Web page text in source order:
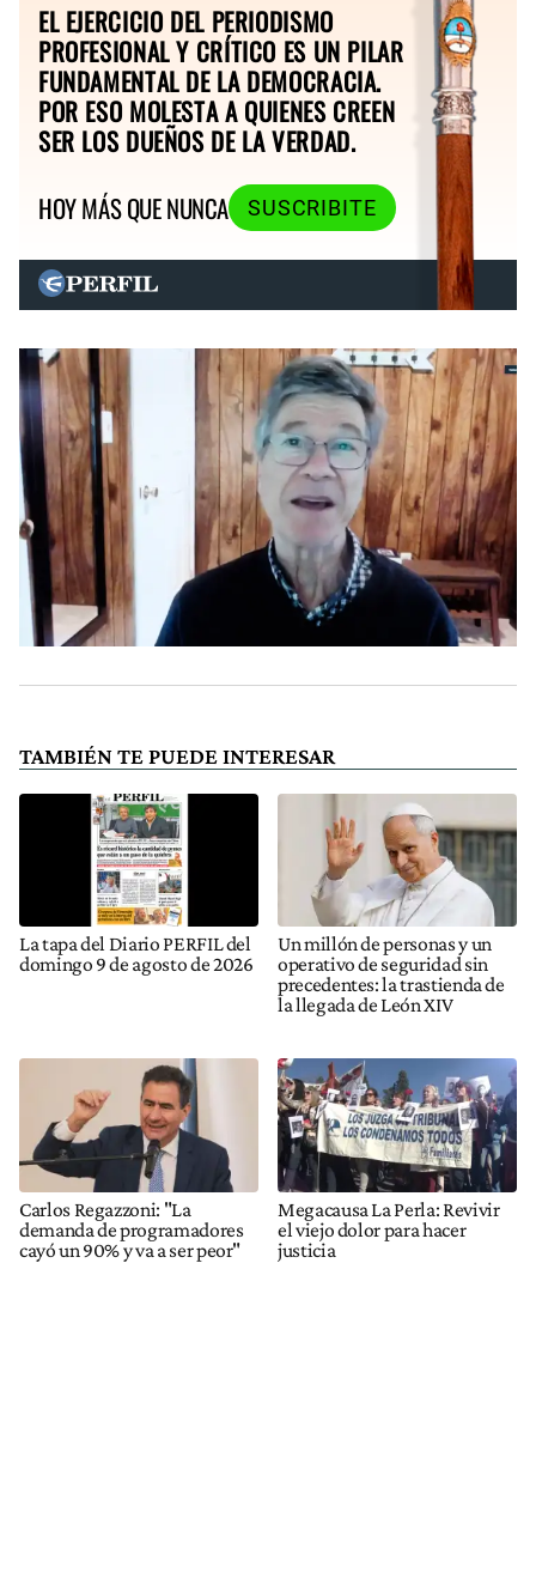
EL EJERCICIO DEL PERIODISMO
PROFESIONAL Y CRÍTICO ES UN PILAR
FUNDAMENTAL DE LA DEMOCRACIA.
POR ESO MOLESTA A QUIENES CREEN
SER LOS DUEÑOS DE LA VERDAD.
HOY MÁS QUE NUNCA
SUSCRIBITE
TAMBIÉN TE PUEDE INTERESAR
La tapa del Diario PERFIL del
domingo 9 de agosto de 2026
Un millón de personas y un
operativo de seguridad sin
precedentes: la trastienda de
la llegada de León XIV
Carlos Regazzoni: "La
demanda de programadores
cayó un 90% y va a ser peor"
Megacausa La Perla: Revivir
el viejo dolor para hacer
justicia